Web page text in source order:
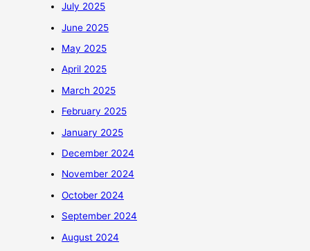
July 2025
June 2025
May 2025
April 2025
March 2025
February 2025
January 2025
December 2024
November 2024
October 2024
September 2024
August 2024